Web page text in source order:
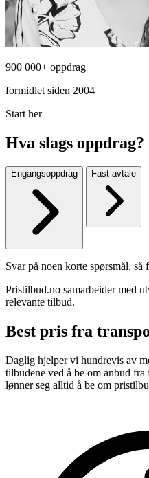
900 000+ oppdrag
formidlet siden 2004
Start her
Hva slags oppdrag?
Engangsoppdrag Fast avtale
Svar på noen korte spørsmål,
Pristilbud.no samarbeider med
relevante tilbud.
Best pris fra
Daglig hjelper vi hundrevis av
tilbudene ved å be om anbud
lønner seg alltid å be om